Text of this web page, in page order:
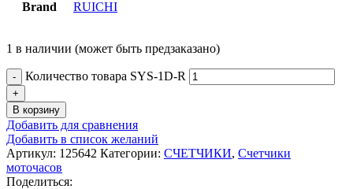
Brand RUICHI
1 в наличии (может быть предзаказано)
Количество товара SYS-1D-R
В корзину
Добавить для сравнения
Добавить в список желаний
Артикул: 125642 Категории: СЧЕТЧИКИ, Счетчики
моточасов
Поделиться: